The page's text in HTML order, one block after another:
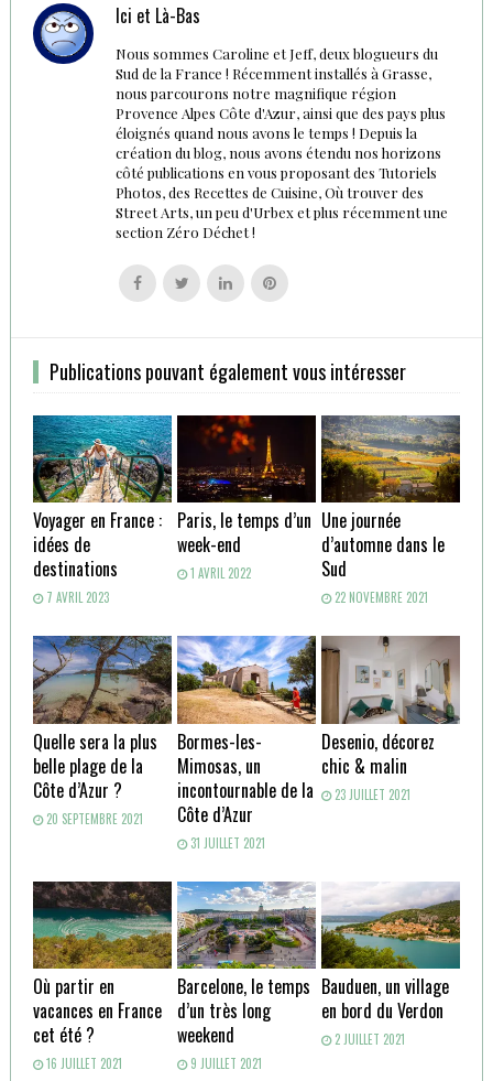
Ici et Là-Bas
Nous sommes Caroline et Jeff, deux blogueurs du
Sud de la France ! Récemment installés à Grasse,
nous parcourons notre magnifique région
Provence Alpes Côte d'Azur, ainsi que des pays plus
éloignés quand nous avons le temps ! Depuis la
création du blog, nous avons étendu nos horizons
côté publications en vous proposant des Tutoriels
Photos, des Recettes de Cuisine, Où trouver des
Street Arts, un peu d'Urbex et plus récemment une
section Zéro Déchet !
Follow
us
Follow
us
Follow
us
Follow
us
Publications pouvant également vous intéresser
Voyager en France :
idées de
destinations
7 AVRIL 2023
Paris, le temps d’un
week-end
1 AVRIL 2022
Une journée
d’automne dans le
Sud
22 NOVEMBRE 2021
Quelle sera la plus
belle plage de la
Côte d’Azur ?
20 SEPTEMBRE 2021
Bormes-les-
Mimosas, un
incontournable de la
Côte d’Azur
31 JUILLET 2021
Desenio, décorez
chic & malin
23 JUILLET 2021
Où partir en
vacances en France
cet été ?
16 JUILLET 2021
Barcelone, le temps
d’un très long
weekend
9 JUILLET 2021
Bauduen, un village
en bord du Verdon
2 JUILLET 2021